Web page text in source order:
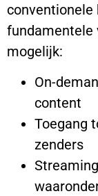
fundamentele
mogelijk:
On-
content
Toegang
zenders